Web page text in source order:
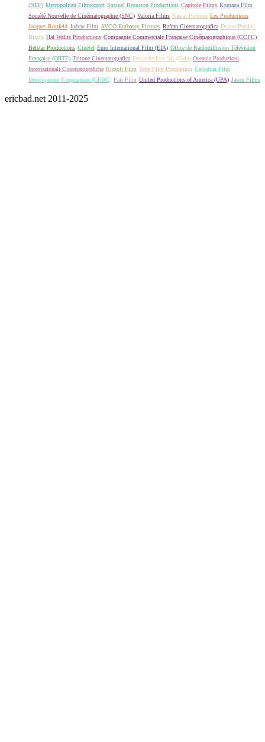
(NEF) Metropolitan Filmexport Samuel Bronston Productions Capitole Films Romana Film
Société Nouvelle de Cinématographie (SNC) Valoria Films Rastar Pictures Les Productions
Jacques Roitfeld Jadran Film AVCO Embassy Pictures Rafran Cinematografica Devon/Persky-
Bright Hal Wallis Productions Compagnie Commerciale Française Cinématographique (CCFC)
Belstar Productions Cinétel Euro International Film (EIA) Office de Radiodiffusion Télévision
Française (ORTF) Tritone Cinematografica Deutsche Fox AG (Defa) Oceania Produzioni
Internazionali Cinematografiche Rizzoli Film Terra Film Produktion Canadian Film
Development Corporation (CFDC) Fair Film United Productions of America (UPA) Jason Films
ericbad.net 2011-2025